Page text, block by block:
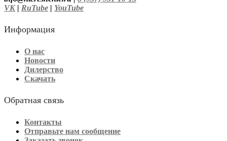
VK| RuTube | YouTube
Информация
О нас
Новости
Дилерство
Скачать
Обратная связь
Контакты
Отправьте нам сообщение